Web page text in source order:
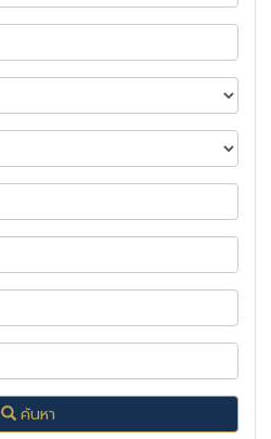
ค้นหา